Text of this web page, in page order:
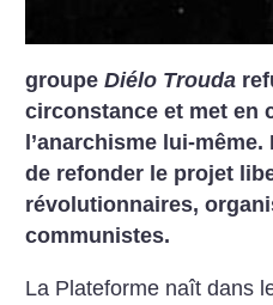
groupeDiélo Trouda
circonstance et met en
l’anarchisme lui-
de refonder le projet
révolutionnaires,
communistes.
La Plateforme naît dans